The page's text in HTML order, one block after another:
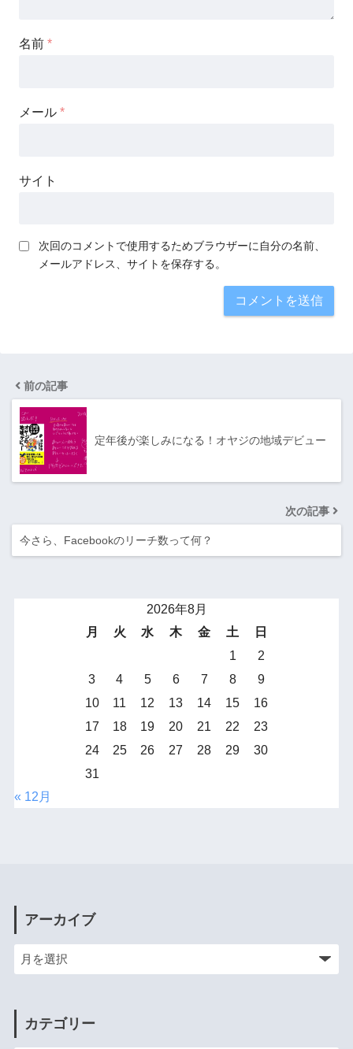
名前 *
メール *
サイト
次回のコメントで使用するためブラウザーに自分の名前、
メールアドレス、サイトを保存する。
前の記事
定年後が楽しみになる！オヤジの地域デビュー
次の記事
今さら、Facebookのリーチ数って何？
2026年8月
月
火 水 木 金 土
日
1
2
3
4 5 6 7 8
9
10
11 12 13 14 15
16
17
18 19 20 21 22
23
24
25 26 27 28 29
30
31
« 12月
アーカイブ
カテゴリー